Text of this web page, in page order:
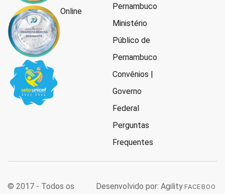
Online
Pernambuco
Ministério
Público de
Pernambuco
Convênios |
Governo
Federal
Perguntas
Frequentes
© 2017 - Todos os
Desenvolvido por: Agility FACEBOO